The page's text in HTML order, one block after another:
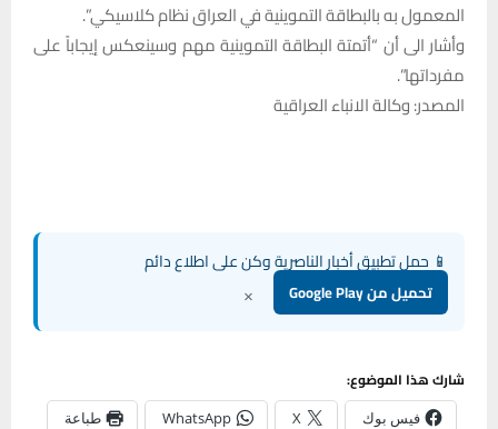
المعمول به بالبطاقة التموينية في العراق نظام كلاسيكي”.
وأشار الى أن “أتمتة البطاقة التموينية مهم وسينعكس إيجاباً على
مفرداتها”.
المصدر: وكالة الانباء العراقية
📱 حمل تطبيق أخبار الناصرية وكن على اطلاع دائم
تحميل من Google Play ×
شارك هذا الموضوع:
فيس بوك X
WhatsApp طباعة